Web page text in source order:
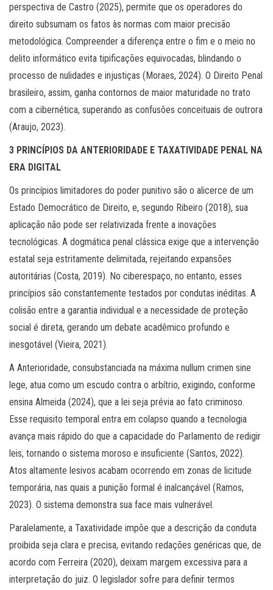
perspectiva de Castro (2025), permite que os operadores do
direito subsumam os fatos às normas com maior precisão
metodológica. Compreender a diferença entre o fim e o meio no
delito informático evita tipificações equivocadas, blindando o
processo de nulidades e injustiças (Moraes, 2024). O Direito Penal
brasileiro, assim, ganha contornos de maior maturidade no trato
com a cibernética, superando as confusões conceituais de outrora
(Araujo, 2023).
3 PRINCÍPIOS DA ANTERIORIDADE E TAXATIVIDADE PENAL NA
ERA DIGITAL
Os princípios limitadores do poder punitivo são o alicerce de um
Estado Democrático de Direito, e, segundo Ribeiro (2018), sua
aplicação não pode ser relativizada frente a inovações
tecnológicas. A dogmática penal clássica exige que a intervenção
estatal seja estritamente delimitada, rejeitando expansões
autoritárias (Costa, 2019). No ciberespaço, no entanto, esses
princípios são constantemente testados por condutas inéditas. A
colisão entre a garantia individual e a necessidade de proteção
social é direta, gerando um debate acadêmico profundo e
inesgotável (Vieira, 2021).
A Anterioridade, consubstanciada na máxima nullum crimen sine
lege, atua como um escudo contra o arbítrio, exigindo, conforme
ensina Almeida (2024), que a lei seja prévia ao fato criminoso.
Esse requisito temporal entra em colapso quando a tecnologia
avança mais rápido do que a capacidade do Parlamento de redigir
leis, tornando o sistema moroso e insuficiente (Santos, 2022).
Atos altamente lesivos acabam ocorrendo em zonas de licitude
temporária, nas quais a punição formal é inalcançável (Ramos,
2023). O sistema demonstra sua face mais vulnerável.
Paralelamente, a Taxatividade impõe que a descrição da conduta
proibida seja clara e precisa, evitando redações genéricas que, de
acordo com Ferreira (2020), deixam margem excessiva para a
interpretação do juiz. O legislador sofre para definir termos